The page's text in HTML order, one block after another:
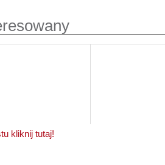
kliknij tutaj!